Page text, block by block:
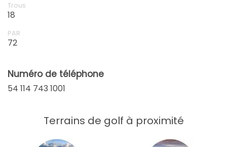
Trous
18
PAR
72
Numéro de téléphone
54 114 743 1001
Terrains de golf à proximité